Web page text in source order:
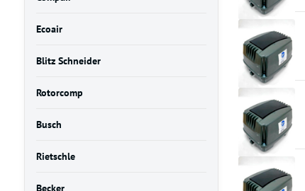
Ecoair
Blitz Schneider
Rotorcomp
Busch
Rietschle
Becker